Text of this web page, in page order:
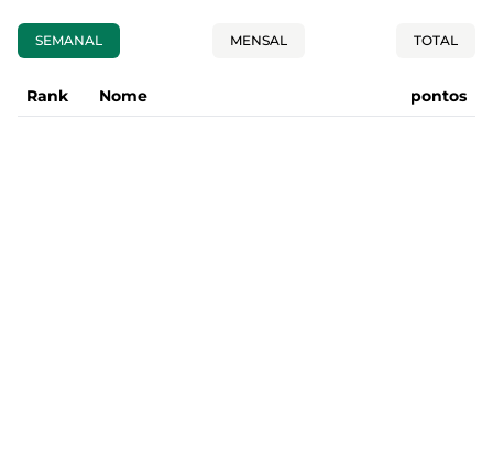
SEMANAL MENSAL TOTAL
Rank Nome pontos